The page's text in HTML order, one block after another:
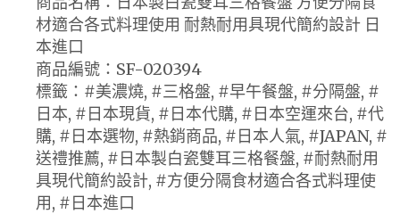
材適合各式料理使用 耐熱耐用具現代簡約設計 日
本進口
商品編號：SF-020394
標籤：#美濃燒, #三格盤, #早午餐盤, #分隔盤, #
日本, #日本現貨, #日本代購, #日本空運來台, #代
購, #日本選物, #熱銷商品, #日本人氣, #JAPAN, #
送禮推薦, #日本製白瓷雙耳三格餐盤, #耐熱耐用
具現代簡約設計, #方便分隔食材適合各式料理使
用, #日本進口